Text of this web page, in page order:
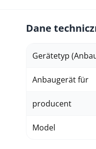
Dane
Gerätetyp
Anbaugerät für
producent
Model